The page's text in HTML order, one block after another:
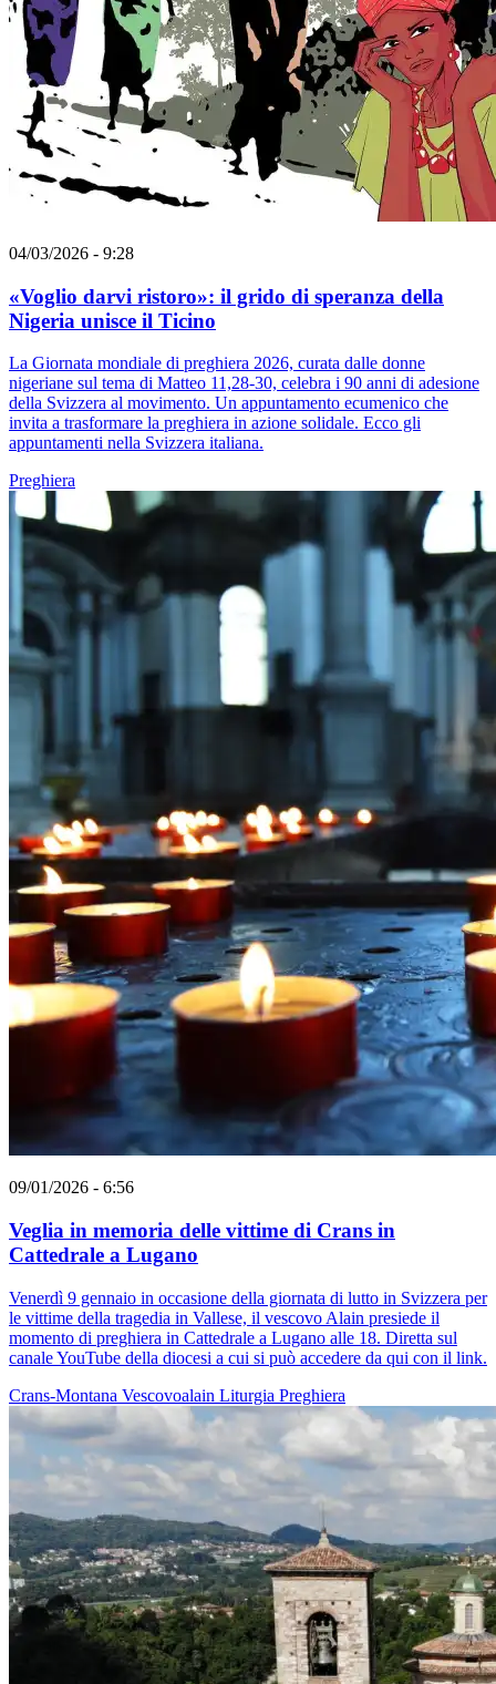
04/03/2026 - 9:28
«Voglio darvi ristoro»: il grido di speranza della
Nigeria unisce il Ticino
La Giornata mondiale di preghiera 2026, curata dalle donne
nigeriane sul tema di Matteo 11,28-30, celebra i 90 anni di adesione
della Svizzera al movimento. Un appuntamento ecumenico che
invita a trasformare la preghiera in azione solidale. Ecco gli
appuntamenti nella Svizzera italiana.
Preghiera
09/01/2026 - 6:56
Veglia in memoria delle vittime di Crans in
Cattedrale a Lugano
Venerdì 9 gennaio in occasione della giornata di lutto in Svizzera per
le vittime della tragedia in Vallese, il vescovo Alain presiede il
momento di preghiera in Cattedrale a Lugano alle 18. Diretta sul
canale YouTube della diocesi a cui si può accedere da qui con il link.
Crans-Montana Vescovoalain Liturgia Preghiera